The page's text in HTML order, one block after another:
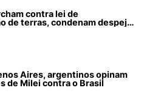
contra lei de
de terras, condenam despejos
Aires, argentinos opinam
de Milei contra o Brasil